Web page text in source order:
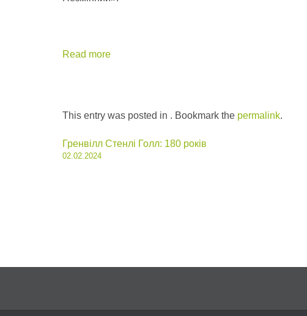
Read more
This entry was posted in . Bookmark the permalink.
Post
Гренвілл Стенлі Голл: 180 років
02.02.2024